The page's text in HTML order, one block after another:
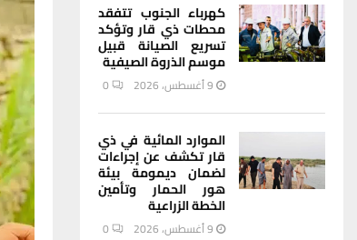
كهرباء الجنوب تتفقد
محطات ذي قار وتؤكد
تسريع الصيانة قبيل
موسم الذروة الصيفية
9 أغسطس، 2026 0
الموارد المائية في ذي
قار تكشف عن إجراءات
لضمان ديمومة بيئة
هور الحمار وتأمين
الخطة الزراعية
9 أغسطس، 2026 0